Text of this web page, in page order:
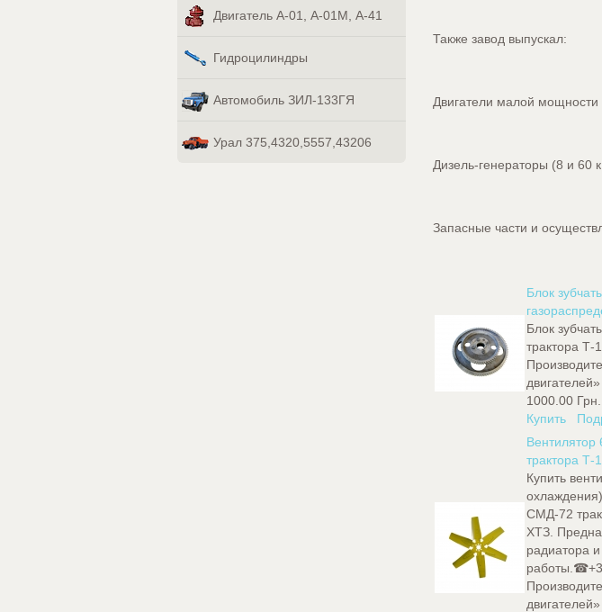
Также завод выпускал:
Двигатели малой мощности
Дизель-генераторы (8 и 60
Запасные части и
Блок
Блок
трактора
1000.00 Грн.
Купить
трактора Т-
Купить
СМД-72
ХТЗ.
радиатора
Двигатель А-01, А-01М, А-41
Гидроцилиндры
Автомобиль ЗИЛ-133ГЯ
Урал 375,4320,5557,43206